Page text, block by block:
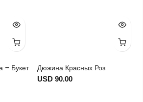
– Букет
Дюжина Красных Роз
USD 90.00